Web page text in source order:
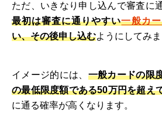
ただ、いきなり申し込んで審査に
最初は審査に通りやすい一般カ
い、その後申し込むようにしてみま
イメージ的には、 一般カードの限
の最低限度額である50万円を超え
に通る確率が高くなります。